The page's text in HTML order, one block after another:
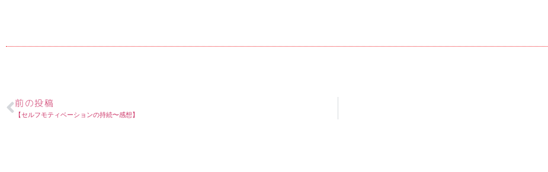
前の投稿
【セルフモティベーションの持続〜感想】